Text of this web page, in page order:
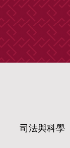
司法與科學